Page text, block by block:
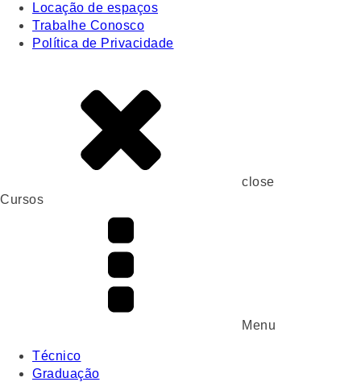
Locação de espaços
Trabalhe Conosco
Política de Privacidade
close
Cursos
Menu
Técnico
Graduação